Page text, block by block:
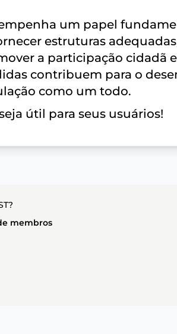
um papel
estruturas
a participação cidadã
contribuem para o
como um todo.
útil para seus usuários!
membros